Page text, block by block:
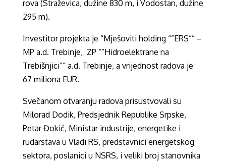
rova (Straževica, dužine 830 m, i Vodostan, dužine
295 m).
Investitor projekta je “Mješoviti holding “”ERS”” –
MP a.d. Trebinje, ZP “”Hidroelektrane na
Trebišnjici”” a.d. Trebinje, a vrijednost radova je
67 miliona EUR.
Svečanom otvaranju radova prisustvovali su
Milorad Dodik, Predsjednik Republike Srpske,
Petar Đokić, Ministar industrije, energetike i
rudarstava u Vladi RS, predstavnici energetskog
sektora, poslanici u NSRS, i veliki broj stanovnika